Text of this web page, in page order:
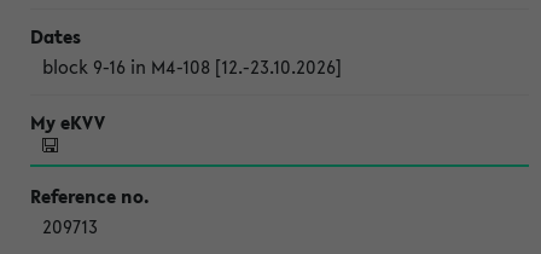
block 9-16 in M4-108 [12.-23.10.2026]
209713